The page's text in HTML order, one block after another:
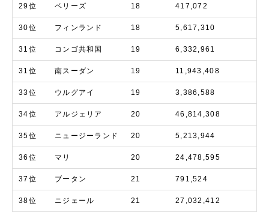
29位 ベリーズ 18 417,072
30位 フィンランド 18 5,617,310
31位 コンゴ共和国 19 6,332,961
31位 南スーダン 19 11,943,408
33位 ウルグアイ 19 3,386,588
34位 アルジェリア 20 46,814,308
35位 ニュージーランド 20 5,213,944
36位 マリ 20 24,478,595
37位 ブータン 21 791,524
38位 ニジェール 21 27,032,412